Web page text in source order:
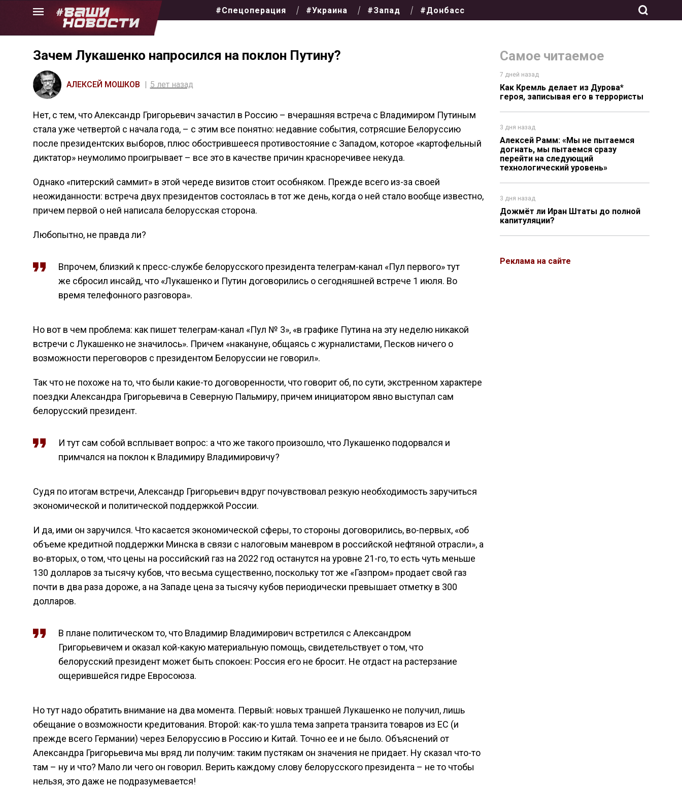
Skip
#Спецоперация #Украина #Запад #Донбасс
Самое читаемое
7 дней назад
Как Кремль делает из Дурова*
героя, записывая его в террористы
3 дня назад
Алексей Рамм: «Мы не пытаемся
догнать, мы пытаемся сразу
перейти на следующий
технологический уровень»
3 дня назад
Дожмёт ли Иран Штаты до полной
капитуляции?
Реклама на сайте
Зачем Лукашенко напросился на поклон Путину?
АЛЕКСЕЙ МОШКОВ 5 лет назад
Нет, с тем, что Александр Григорьевич зачастил в Россию – вчерашняя встреча с Владимиром Путиным
стала уже четвертой с начала года, – с этим все понятно: недавние события, сотрясшие Белоруссию
после президентских выборов, плюс обострившееся противостояние с Западом, которое «картофельный
диктатор» неумолимо проигрывает – все это в качестве причин красноречивее некуда.
Однако «питерский саммит» в этой череде визитов стоит особняком. Прежде всего из-за своей
неожиданности: встреча двух президентов состоялась в тот же день, когда о ней стало вообще известно,
причем первой о ней написала белорусская сторона.
Любопытно, не правда ли?
Впрочем, близкий к пресс-службе белорусского президента телеграм-канал «Пул первого» тут
же сбросил инсайд, что «Лукашенко и Путин договорились о сегодняшней встрече 1 июля. Во
время телефонного разговора».
Но вот в чем проблема: как пишет телеграм-канал «Пул № 3», «в графике Путина на эту неделю никакой
встречи с Лукашенко не значилось». Причем «накануне, общаясь с журналистами, Песков ничего о
возможности переговоров с президентом Белоруссии не говорил».
Так что не похоже на то, что были какие-то договоренности, что говорит об, по сути, экстренном характере
поездки Александра Григорьевича в Северную Пальмиру, причем инициатором явно выступал сам
белорусский президент.
И тут сам собой всплывает вопрос: а что же такого произошло, что Лукашенко подорвался и
примчался на поклон к Владимиру Владимировичу?
Судя по итогам встречи, Александр Григорьевич вдруг почувствовал резкую необходимость заручиться
экономической и политической поддержкой России.
И да, ими он заручился. Что касается экономической сферы, то стороны договорились, во-первых, «об
объеме кредитной поддержки Минска в связи с налоговым маневром в российской нефтяной отрасли», а
во-вторых, о том, что цены на российский газ на 2022 год останутся на уровне 21-го, то есть чуть меньше
130 долларов за тысячу кубов, что весьма существенно, поскольку тот же «Газпром» продает свой газ
почти в два раза дороже, а на Западе цена за тысячу кубов периодически превышает отметку в 300
долларов.
В плане политическом то, что Владимир Владимирович встретился с Александром
Григорьевичем и оказал кой-какую материальную помощь, свидетельствует о том, что
белорусский президент может быть спокоен: Россия его не бросит. Не отдаст на растерзание
ощерившейся гидре Евросоюза.
Но тут надо обратить внимание на два момента. Первый: новых траншей Лукашенко не получил, лишь
обещание о возможности кредитования. Второй: как-то ушла тема запрета транзита товаров из ЕС (и
прежде всего Германии) через Белоруссию в Россию и Китай. Точно ее и не было. Объяснений от
Александра Григорьевича мы вряд ли получим: таким пустякам он значения не придает. Ну сказал что-то
там – ну и что? Мало ли чего он говорил. Верить каждому слову белорусского президента – не то чтобы
нельзя, это даже не подразумевается!